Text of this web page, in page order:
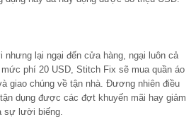
nhưng lại ngại đến cửa hàng, ngại luôn cả
phí 20 USD, Stitch Fix sẽ mua quần áo
giao chúng về tận nhà. Đương nhiên điều
dụng được các đợt khuyến mãi hay giảm
sự lười biếng.